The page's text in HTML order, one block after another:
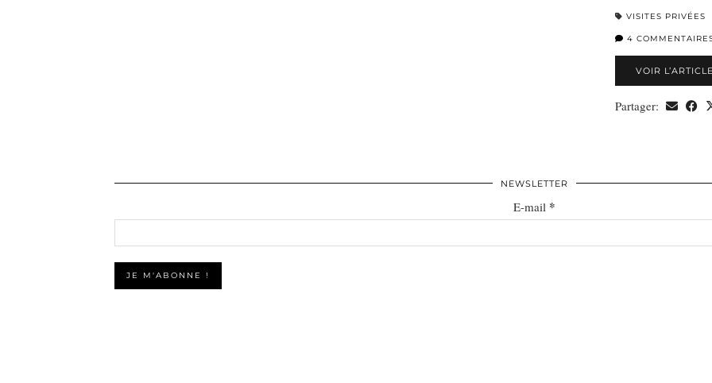
VISITES PRIVÉES
4
VOIR
Partager:
NEWSLETTER
E-mail *